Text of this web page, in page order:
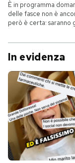
SHOP
CALENDARIO
AREA
Entra
È in programma
delle fasce non è
però è certa: saranno
In evidenza